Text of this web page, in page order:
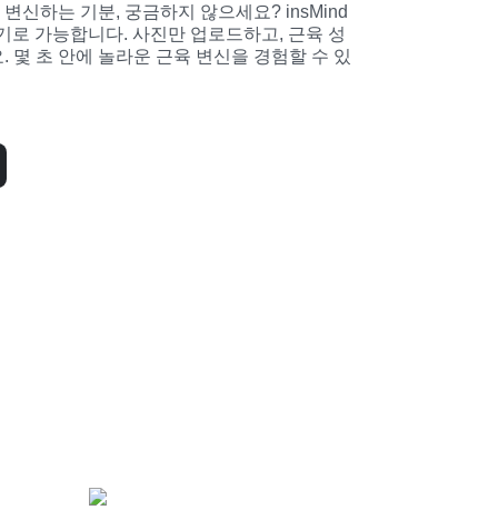
신하는 기분, 궁금하지 않으세요? insMind
로 가능합니다. 사진만 업로드하고, 근육 성
몇 초 안에 놀라운 근육 변신을 경험할 수 있